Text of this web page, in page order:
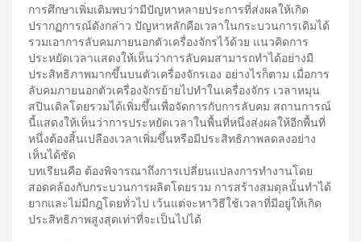
การศึกษาเพิ่มเติมพบว่ามีปัญหาหลายประการที่ส่งผลให้เกิด
ปรากฏการณ์ดังกล่าว ปัญหาหลักคือเวลาในกระบวนการเดิมได้
รวมเอาการลับคมภายนอกตัวเครื่องจักรไว้ด้วย แนวคิดการ
ประหยัดเวลาแสดงให้เห็นว่าการลับคมสามารถทำได้อย่างมี
ประสิทธิภาพมากขึ้นบนตัวเครื่องจักรเอง อย่างไรก็ตาม เมื่อการ
ลับคมภายนอกตัวเครื่องจักรย้ายไปทำในเครื่องจักร เวลาหมุน
สปินเดิลโดยรวมได้เพิ่มขึ้นเพื่อจัดการกับการลับคม สถานการณ์
นี้แสดงให้เห็นว่าการประหยัดเวลาในพื้นที่หนึ่งส่งผลให้อีกพื้นที่
หนึ่งต้องสิ้นเปลืองเวลาเพิ่มขึ้นหรือมีประสิทธิภาพลดลงอย่าง
เห็นได้ชัด
บทเรียนคือ ต้องพิจารณาถึงการเปลี่ยนแปลงการทำงานโดย
สอดคล้องกับกระบวนการผลิตโดยรวม การสร้างสมดุลนั้นทำได้
ยากและไม่มีกฎโดยทั่วไป เว้นแต่จะหาวิธีใช้เวลาที่มีอยู่ให้เกิด
ประสิทธิภาพสูงสุดเท่าที่จะเป็นไปได้